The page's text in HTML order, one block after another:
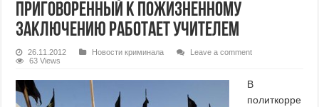
Приговоренный к пожизненному
заключению работает учителем
26.11.2012 Новости криминала
Leave a comment
63 Views
В
политкорре